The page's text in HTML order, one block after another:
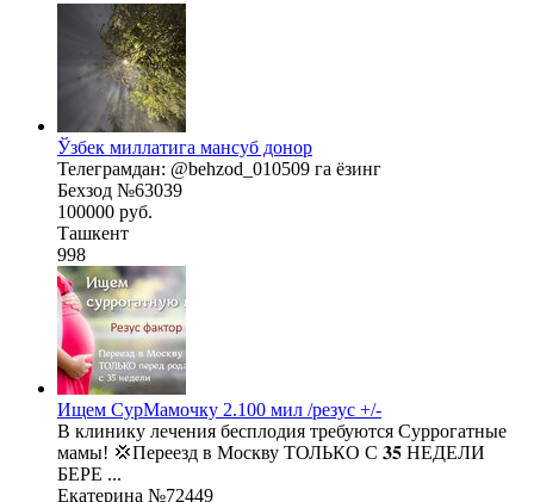
Ўзбек миллатига мансуб донор
Телеграмдан: @behzod_010509 га ёзинг
Бехзод №63039
100000 руб.
Ташкент
998
Ищем СурМамочку 2.100 мил /резус +/-
В клинику лечения бесплодия требуются Суррогатные
мамы! 💢Переезд в Москву ТОЛЬКО С 𝟑𝟓 НЕДЕЛИ
БЕРЕ ...
Екатерина №72449